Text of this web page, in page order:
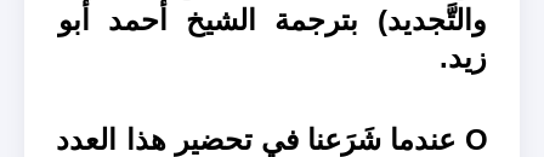
والتَّجديد) بترجمة الشيخ أحمد أبو
زيد.
O عندما شَرَعنا في تحضير هذا العدد